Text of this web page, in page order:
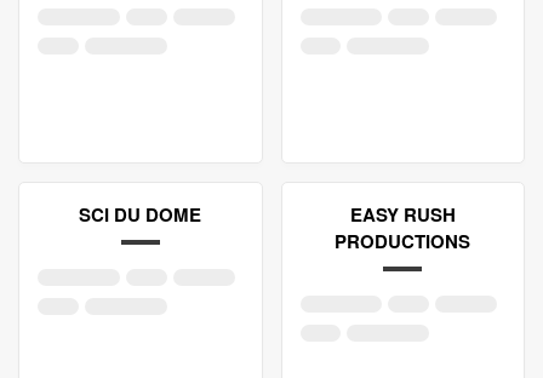
SCI DU DOME
EASY RUSH
PRODUCTIONS